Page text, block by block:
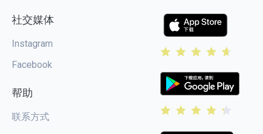
社交媒体
Instagram
Facebook
帮助
联系方式